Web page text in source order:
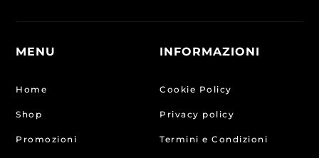
MENU
Home
Shop
Promozioni
INFORMAZIONI
Cookie Policy
Privacy policy
Termini e Condizioni